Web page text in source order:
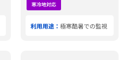
寒冷地対応
利用用途： 極寒酷暑での監視